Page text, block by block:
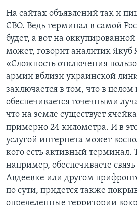
На сайтах объявлений так и
СВО. Ведь терминал в самой
будет, а вот на
может, говорит аналитик Якуб
«Сложность отключения
армии вблизи украинской
заключается в том, что в
обеспечивается точечными
что на земле существует
примерно 24 километра. И в
услугой интернета может
кого есть активный терминал.
например, обеспечиваете
Авдеевке или другом
по сути, придется также